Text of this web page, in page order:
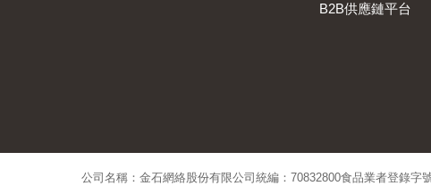
B2B供應鏈平台
公司名稱：金石網絡股份有限公司 統編：70832800食品業者登錄字